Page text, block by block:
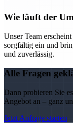
Wie läuft der
Unser Team
sorgfältig ein und
und zuverlässig.
Alle Fragen
Dann probieren Sie
Angebot an – ganz
Jetzt Anfrage starten